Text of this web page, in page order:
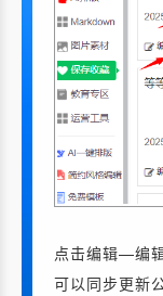
点击编辑—编
可以同步更新